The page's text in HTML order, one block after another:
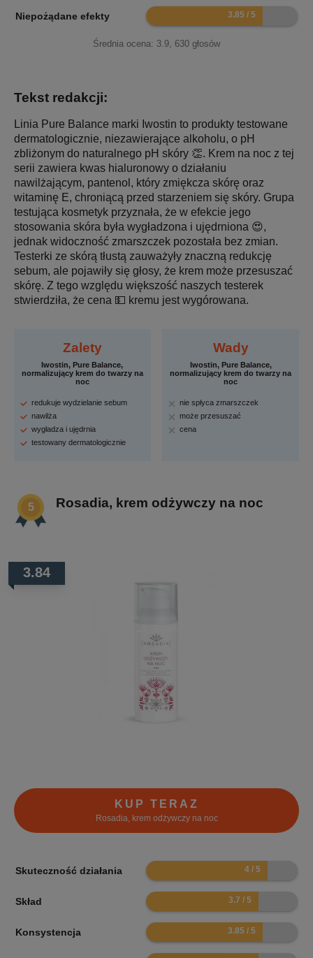
Niepożądane efekty 7.7
Średnia ocena: 3.9 630 głosów
Tekst redakcji:
Linia Pure Balance marki Iwostin to produkty testowane
dermatologicznie, niezawierające alkoholu, o pH
zbliżonym do naturalnego pH skóry 👏. Krem na noc z tej
serii zawiera kwas hialuronowy o działaniu
nawilżającym, pantenol, który zmiękcza skórę oraz
witaminę E, chroniącą przed starzeniem się skóry. Grupa
testująca kosmetyk przyznała, że w efekcie jego
stosowania skóra była wygładzona i ujędrniona 😍,
jednak widoczność zmarszczek pozostała bez zmian.
Testerki ze skórą tłustą zauważyły znaczną redukcję
sebum, ale pojawiły się głosy, że krem może przesuszać
skórę. Z tego względu większość naszych testerek
stwierdziła, że cena 💵 kremu jest wygórowana.
Zalety
Iwostin, Pure Balance,
normalizujący krem do twarzy na
noc
redukuje wydzielanie sebum
nawilża
wygładza i ujędrnia
testowany dermatologicznie
Wady
Iwostin, Pure Balance,
normalizujący krem do twarzy na
noc
nie spłyca zmarszczek
może przesuszać
cena
Rosadia, krem odżywczy na noc
3.84
KUP TERAZ
Rosadia, krem odżywczy na noc
Skuteczność działania 8
Skład 7.4
Konsystencja 7.7